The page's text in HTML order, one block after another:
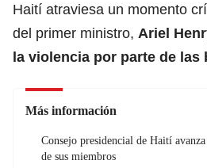
Haití atraviesa un momento
del primer ministro, Ariel
la violencia por parte de las
Más información
Consejo presidencial de Haití
de sus miembros